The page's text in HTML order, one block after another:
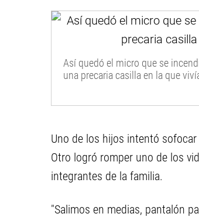
Así quedó el micro que se
una precaria casilla en la que
Uno de los hijos intentó
Otro logró romper uno de los
integrantes de la familia.
"Salimos en medias, pantalón